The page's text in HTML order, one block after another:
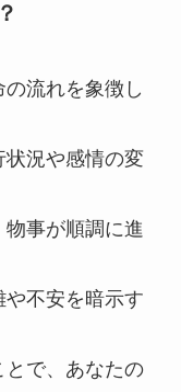
流れを象徴し
状況や感情の変
事が順調に進
不安を暗示す
で、あなたの